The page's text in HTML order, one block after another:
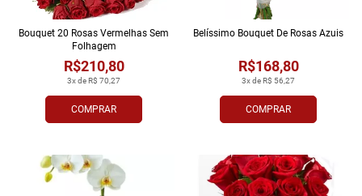
COMPRAR
3x de R$ 70,27
R$210,80
Bouquet 20 Rosas Vermelhas Sem
Folhagem
COMPRAR
3x de R$ 56,27
R$168,80
Belíssimo Bouquet De Rosas Azuis